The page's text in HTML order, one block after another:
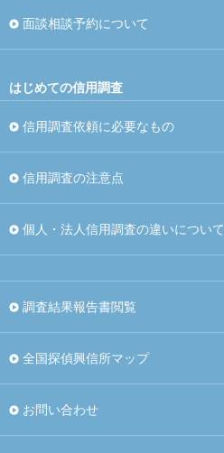
面談相談予約について
はじめての信用調査
信用調査依頼に必要なもの
信用調査の注意点
個人・法人信用調査の違いについて
調査結果報告書閲覧
全国探偵興信所マップ
お問い合わせ